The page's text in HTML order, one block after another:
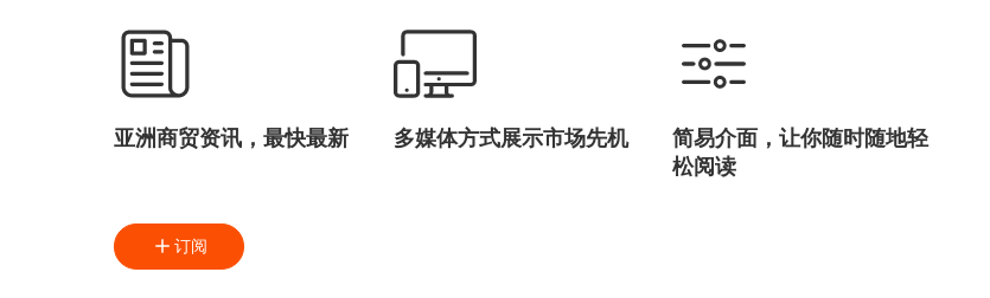
亚洲商贸资讯，最快最新 多媒体方式展示市场先机
简易介面，让你随时随地轻
松阅读
订阅